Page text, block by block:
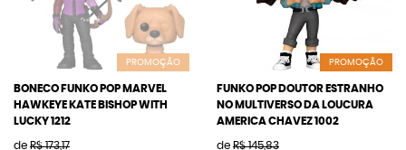
PROMOÇÃO
BONECO FUNKO POP MARVEL
HAWKEYE KATE BISHOP WITH
LUCKY 1212
de R$ 173,17
PROMOÇÃO
FUNKO POP DOUTOR ESTRANHO
NO MULTIVERSO DA LOUCURA
AMERICA CHAVEZ 1002
de R$ 145,83